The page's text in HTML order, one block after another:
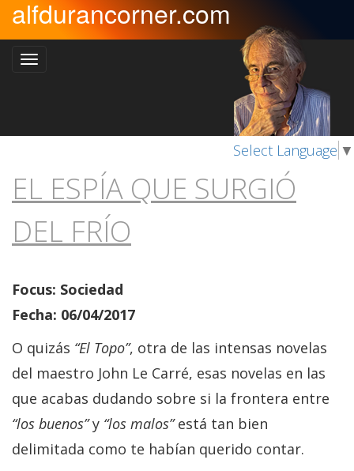
alfdurancorner.com
Select Language ▼
EL ESPÍA QUE SURGIÓ
DEL FRÍO
Focus: Sociedad
Fecha: 06/04/2017
O quizás “El Topo”, otra de las intensas novelas
del maestro John Le Carré, esas novelas en las
que acabas dudando sobre si la frontera entre
“los buenos”y “los malos”está tan bien
delimitada como te habían querido contar.